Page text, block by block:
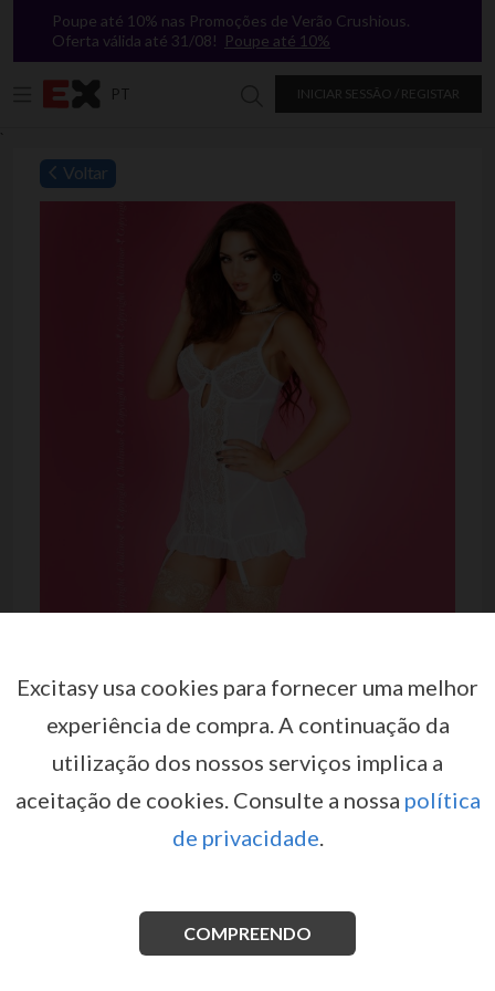
`
Poupe até 10% nas Promoções de Verão Crushious.
Oferta válida até 31/08! Poupe até 10%
PT INICIAR SESSÃO / REGISTAR
Procurar na Excitasy
Voltar
CAMISA DE NOITE CR-3675
BRANCA
muito suave e com alças ajustáveis, entre as copas é
adornada por um pendente com brilhantes e por uma
sensual abertura.
Excitasy usa cookies para fornecer uma melhor
experiência de compra.A continuação da
utilização dos nossos serviços implica a
aceitação de cookies.Consulte a nossa política
de privacidade.
COMPREENDO